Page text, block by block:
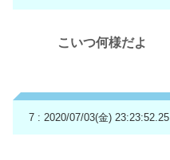
こいつ何様だよ
7 : 2020/07/03(金) 23:23:52.25